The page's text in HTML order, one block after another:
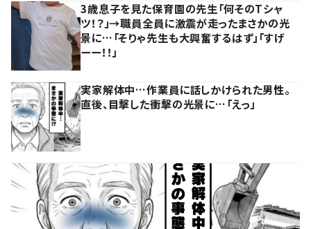
3歳息子を見た保育園の先生「何そのTシャ
ツ！？」→職員全員に激震が走ったまさかの光
景に…「そりゃ先生も大興奮するはず」「すげ
ーー！！」
実家解体中…作業員に話しかけられた男性。
直後、目撃した衝撃の光景に…「えっ」